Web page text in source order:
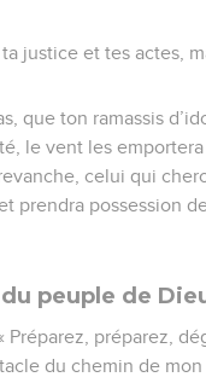
justice et tes actes,
que ton ramassis
le vent les
celui qui
prendra possession
peuple de
Préparez, préparez,
du chemin de mon